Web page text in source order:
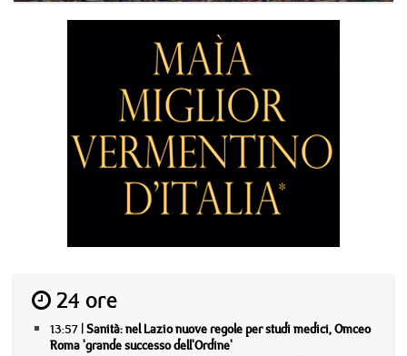
24 ore
13:57 |Sanità: nel Lazio nuove regole per studi medici, Omceo
Roma 'grande successo dell'Ordine'